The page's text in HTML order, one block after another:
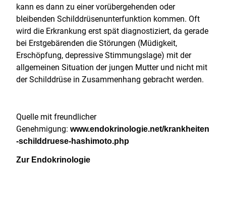
kann es dann zu einer vorübergehenden oder
bleibenden Schilddrüsenunterfunktion kommen. Oft
wird die Erkrankung erst spät diagnostiziert, da gerade
bei Erstgebärenden die Störungen (Müdigkeit,
Erschöpfung, depressive Stimmungslage) mit der
allgemeinen Situation der jungen Mutter und nicht mit
der Schilddrüse in Zusammenhang gebracht werden.
Quelle mit freundlicher
Genehmigung: www.endokrinologie.net/krankheiten
-schilddruese-hashimoto.php
Zur Endokrinologie